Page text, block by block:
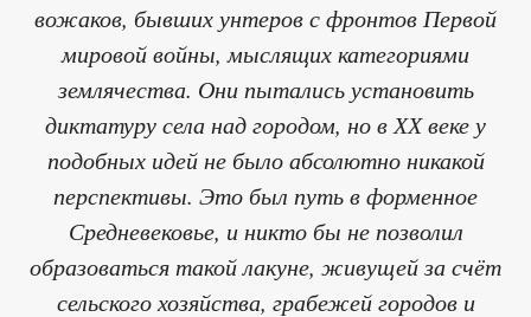
вожаков, бывших унтеров с фронтов Первой
мировой войны, мыслящих категориями
землячества. Они пытались установить
диктатуру села над городом, но в ХХ веке у
подобных идей не было абсолютно никакой
перспективы. Это был путь в форменное
Средневековье, и никто бы не позволил
образоваться такой лакуне, живущей за счёт
сельского хозяйства, грабежей городов и